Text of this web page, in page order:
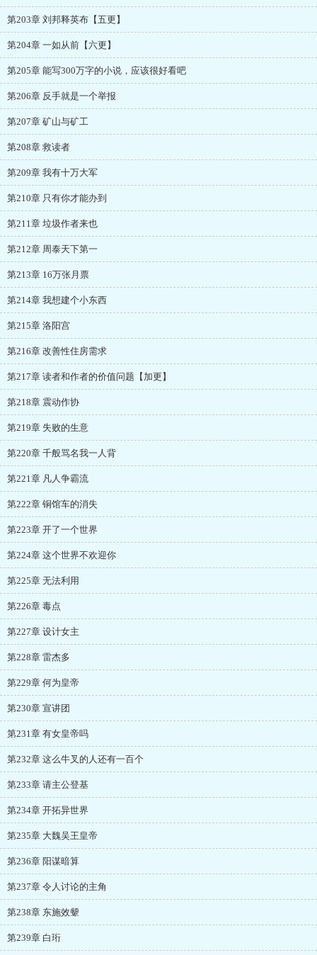
第203章 刘邦释英布【五更】
第204章 一如从前【六更】
第205章 能写300万字的小说，应该很好看吧
第206章 反手就是一个举报
第207章 矿山与矿工
第208章 救读者
第209章 我有十万大军
第210章 只有你才能办到
第211章 垃圾作者来也
第212章 周泰天下第一
第213章 16万张月票
第214章 我想建个小东西
第215章 洛阳宫
第216章 改善性住房需求
第217章 读者和作者的价值问题【加更】
第218章 震动作协
第219章 失败的生意
第220章 千般骂名我一人背
第221章 凡人争霸流
第222章 铜馆车的消失
第223章 开了一个世界
第224章 这个世界不欢迎你
第225章 无法利用
第226章 毒点
第227章 设计女主
第228章 雷杰多
第229章 何为皇帝
第230章 宣讲团
第231章 有女皇帝吗
第232章 这么牛叉的人还有一百个
第233章 请主公登基
第234章 开拓异世界
第235章 大魏吴王皇帝
第236章 阳谋暗算
第237章 令人讨论的主角
第238章 东施效颦
第239章 白珩